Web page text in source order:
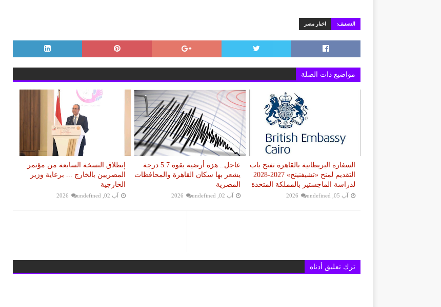
التصنيف: اخبار مصر
مواضيع ذات الصلة
السفارة البريطانية بالقاهرة تفتح باب
التقديم لمنح «تشيفنينج» 2027-2028
لدراسة الماجستير بالمملكة المتحدة
آب 05, 2026 undefined
عاجل.. هزة أرضية بقوة 5.7 درجة
يشعر بها سكان القاهرة والمحافظات
المصرية
آب 02, 2026 undefined
إنطلاق النسخة السابعة من مؤتمر
المصريين بالخارج ... برعاية وزير
الخارجية
آب 02, 2026 undefined
ترك تعليق أدناه